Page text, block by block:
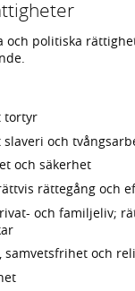
och politiska
tortyr
slaveri och
och säkerhet
rättegång och
och familjeliv;
samvetsfrihet och